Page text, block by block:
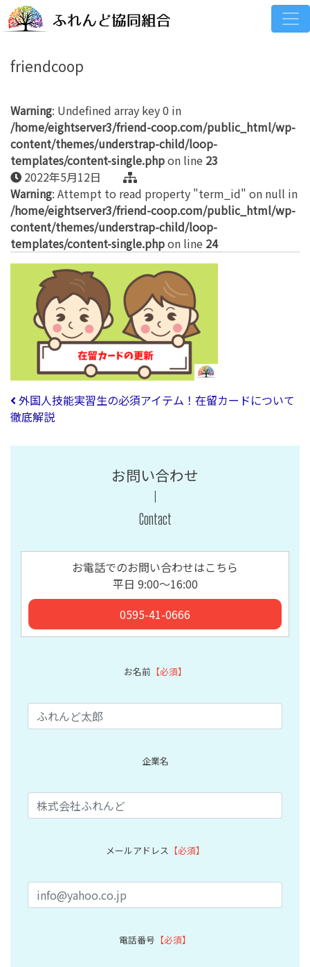
friendcoop
Warning: Undefined array key 0 in
/home/eightserver3/friend-coop.com/public_html/wp-
content/themes/understrap-child/loop-
templates/content-single.phpon line 23
2022年5月12日
Warning: Attempt to read property "term_id" on null in
/home/eightserver3/friend-coop.com/public_html/wp-
content/themes/understrap-child/loop-
templates/content-single.phpon line 24
投稿ナビゲーション
外国人技能実習生の必須アイテム！在留カードについて
徹底解説
お問い合わせ
Contact
お電話でのお問い合わせはこちら
平日 9:00〜16:00
0595-41-0666
お名前 【必須】
企業名
メールアドレス 【必須】
電話番号 【必須】